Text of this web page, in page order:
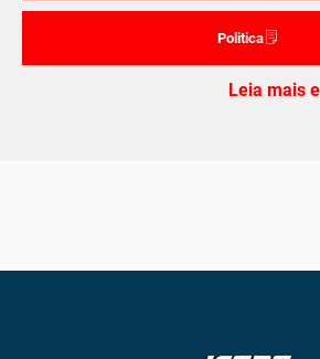
Politica
Leia mais